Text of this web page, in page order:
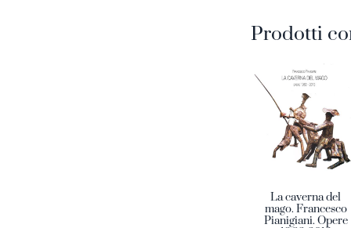
Prodotti
La caverna del
mago. Francesco
Pianigiani. Opere